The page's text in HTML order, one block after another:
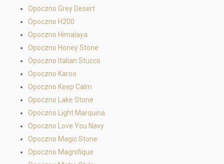
Opoczno Grey Desert
Opoczno H200
Opoczno Himalaya
Opoczno Honey Stone
Opoczno Italian Stucco
Opoczno Karoo
Opoczno Keep Calm
Opoczno Lake Stone
Opoczno Light Marquina
Opoczno Love You Navy
Opoczno Magic Stone
Opoczno Magnifique